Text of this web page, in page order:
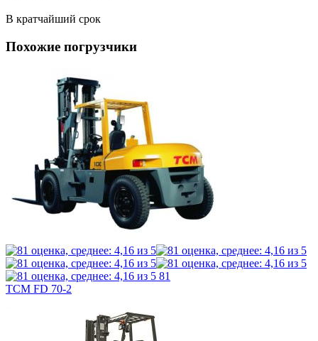
В кратчайший срок
Похожие погрузчики
81
TCM FD 70-2